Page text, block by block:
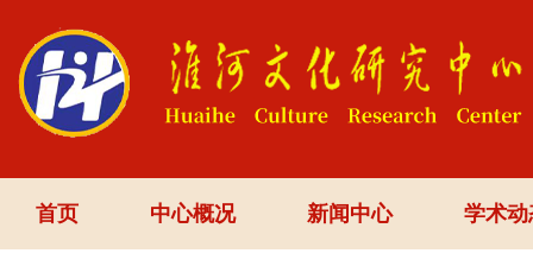
首页 中心概况 新闻中心 学术动